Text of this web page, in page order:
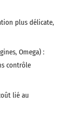
plus délicate,
Omega) :
contrôle
lié au